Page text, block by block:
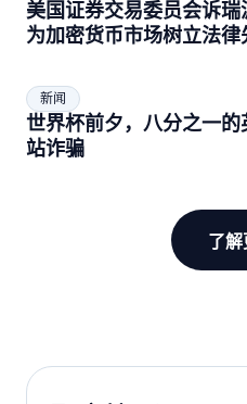
美国证券交易委员会诉
为加密货币市场树立法律
新闻
世界杯前夕，八分之一
站诈骗
了